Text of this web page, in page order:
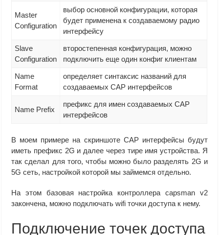
Master
Configuration
выбор основной конфигурации, которая
будет применена к создаваемому радио
интерфейсу
Slave
Configuration
второстепенная конфигурация, можно
подключить еще один конфиг клиентам
Name
Format
определяет синтаксис названий для
создаваемых CAP интерфейсов
Name Prefix
префикс для имен создаваемых CAP
интерфейсов
В моем примере на скриншоте CAP интерфейсы будут
иметь префикс 2G и далее через тире имя устройства. Я
так сделал для того, чтобы можно было разделять 2G и
5G сеть, настройкой которой мы займемся отдельно.
На этом базовая настройка контроллера capsman v2
закончена, можно подключать wifi точки доступа к нему.
Подключение точек доступа